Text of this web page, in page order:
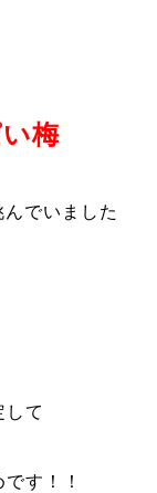
梅
でいました
して
す！！